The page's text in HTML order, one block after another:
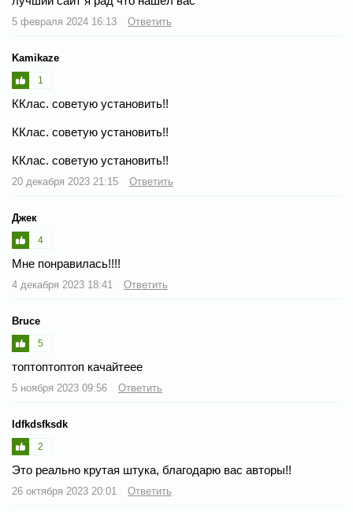
5 февраля 2024 16:13 Ответить
Kamikaze
1
ККлас. советую установить!!
ККлас. советую установить!!
ККлас. советую установить!!
20 декабря 2023 21:15 Ответить
Джек
4
Мне понравилась!!!!
4 декабря 2023 18:41 Ответить
Bruce
5
топтоптоптоп качайтеее
5 ноября 2023 09:56 Ответить
ldfkdsfksdk
2
Это реально крутая штука, благодарю вас авторы!!
26 октября 2023 20:01 Ответить